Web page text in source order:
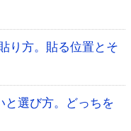
り方。貼る位置とそ
と選び方。どっちを